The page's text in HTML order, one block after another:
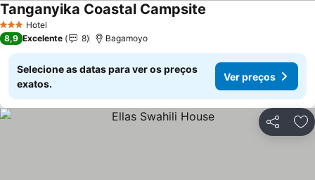
3 EstrelasHotel
Tanganyika Coastal Campsite
8,9 Excelente 8 Bagamoyo
Selecione as datas para ver os preços
exatos.
Ver preços
Partilhar